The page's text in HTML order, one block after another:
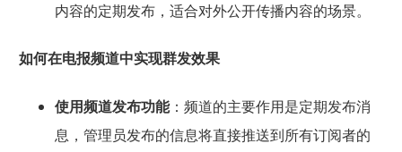
内容的定期发布，适合对外公开传播内容的场景。
如何在电报频道中实现群发效果
使用频道发布功能：频道的主要作用是定期发布消
息，管理员发布的信息将直接推送到所有订阅者的